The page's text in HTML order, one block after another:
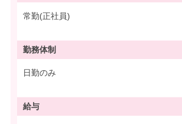
常勤(正社員)
勤務体制
日勤のみ
給与